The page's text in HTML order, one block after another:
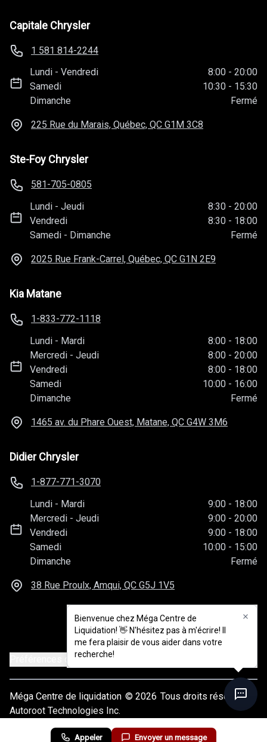
Bienvenue chez Méga Centre de
Liquidation! 👋 N'hésitez pas à m'écrire! Il
me fera plaisir de vous aider dans votre
recherche!
Appeler Envoyer un message
Capitale Chrysler
1 581 814-2244
Lundi -Vendredi 8:00 - 20:00
Samedi
10:30 - 15:30
Dimanche
Fermé
225 Rue du Marais, Québec, QC G1M 3C8
Ste-Foy Chrysler
581-705-0805
Lundi -Jeudi 8:30 - 20:00
Vendredi
8:30 - 18:00
Samedi - Dimanche Fermé
2025 Rue Frank-Carrel, Québec, QC G1N 2E9
Kia Matane
1-833-772-1118
Lundi - Mardi 8:00 - 18:00
Mercredi -Jeudi 8:00 - 20:00
Vendredi
8:00 - 18:00
Samedi
10:00 - 16:00
Dimanche
Fermé
1465 av. du Phare Ouest, Matane, QC G4W 3M6
Didier Chrysler
1-877-771-3070
Lundi - Mardi 9:00 - 18:00
Mercredi -Jeudi 9:00 - 20:00
Vendredi
9:00 - 18:00
Samedi
10:00 - 15:00
Dimanche
Fermé
38 Rue Proulx, Amqui, QC G5J 1V5
Préférences de consentement
Méga Centre de liquidation © 2026 Tous droits réservés
Autoroot Technologies Inc.